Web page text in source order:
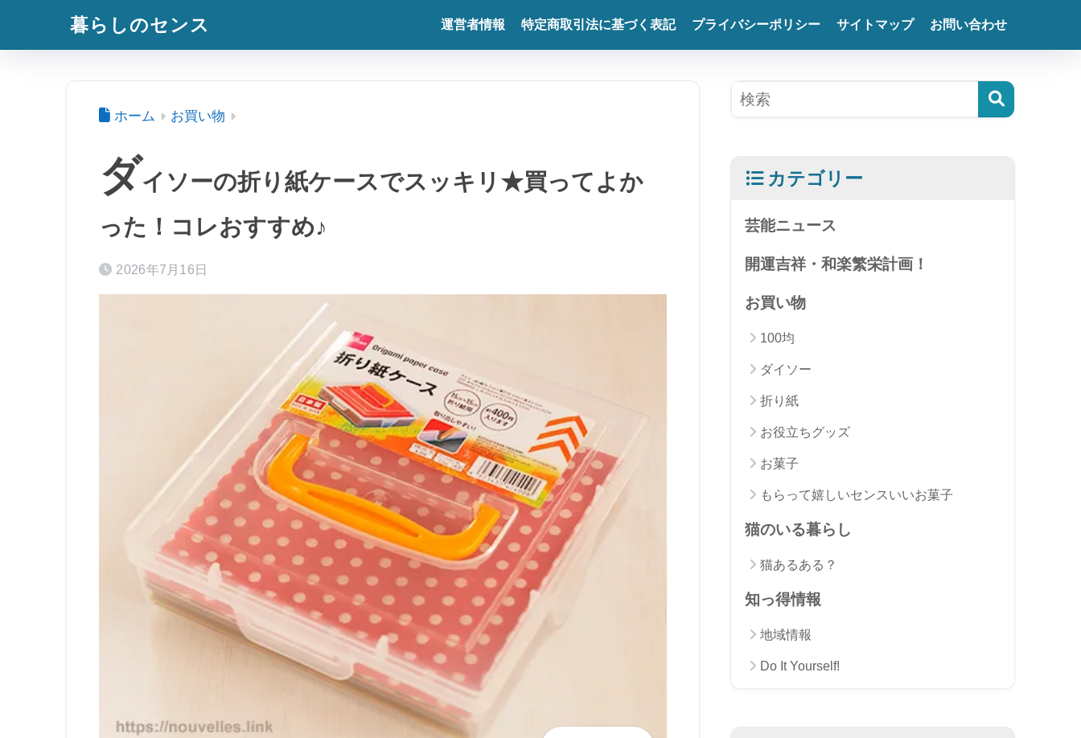
暮らしのセンス 運営者情報 特定商取引法に基づく表記 プライバシーポリシー サイトマップ お問い合わせ
ホーム お買い物
ダイソーの折り紙ケースでスッキリ★買ってよか
った！コレおすすめ♪
2026年7月16日
カテゴリー
芸能ニュース
開運吉祥・和楽繁栄計画！
お買い物
100均
ダイソー
折り紙
お役立ちグッズ
お菓子
もらって嬉しいセンスいいお菓子
猫のいる暮らし
猫あるある？
知っ得情報
地域情報
Do It Yourself!